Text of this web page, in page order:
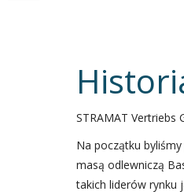
Firma działająca
renowacji dróg.
freelancerem
Zaopatrujemy
przemysł w całej
Do znakowania
STRAMAT Vertriebs
Na początku
masą odlewniczą
takich liderów rynku